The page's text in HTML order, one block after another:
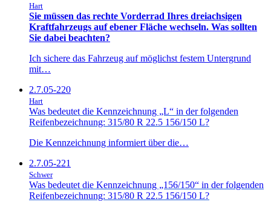
Hart
Sie müssen das rechte Vorderrad Ihres dreiachsigen
Kraftfahrzeugs auf ebener Fläche wechseln. Was sollten
Sie dabei beachten?
Ich sichere das Fahrzeug auf möglichst festem Untergrund
mit…
2.7.05-220
Hart
Was bedeutet die Kennzeichnung „L“ in der folgenden
Reifenbezeichnung: 315/80 R 22.5 156/150 L?
Die Kennzeichnung informiert über die…
2.7.05-221
Schwer
Was bedeutet die Kennzeichnung „156/150“ in der folgenden
Reifenbezeichnung: 315/80 R 22.5 156/150 L?